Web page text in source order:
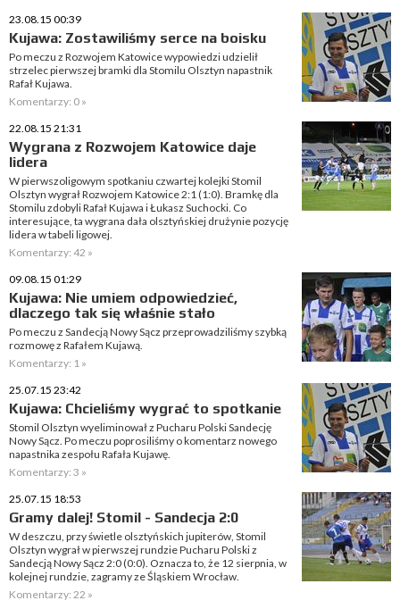
23.08.15 00:39
Kujawa: Zostawiliśmy serce na boisku
Po meczu z Rozwojem Katowice wypowiedzi udzielił
strzelec pierwszej bramki dla Stomilu Olsztyn napastnik
Rafał Kujawa.
Komentarzy: 0 »
22.08.15 21:31
Wygrana z Rozwojem Katowice daje
lidera
W pierwszoligowym spotkaniu czwartej kolejki Stomil
Olsztyn wygrał Rozwojem Katowice 2:1 (1:0). Bramkę dla
Stomilu zdobyli Rafał Kujawa i Łukasz Suchocki. Co
interesujące, ta wygrana dała olsztyńskiej drużynie pozycję
lidera w tabeli ligowej.
Komentarzy: 42 »
09.08.15 01:29
Kujawa: Nie umiem odpowiedzieć,
dlaczego tak się właśnie stało
Po meczu z Sandecją Nowy Sącz przeprowadziliśmy szybką
rozmowę z Rafałem Kujawą.
Komentarzy: 1 »
25.07.15 23:42
Kujawa: Chcieliśmy wygrać to spotkanie
Stomil Olsztyn wyeliminował z Pucharu Polski Sandecję
Nowy Sącz. Po meczu poprosiliśmy o komentarz nowego
napastnika zespołu Rafała Kujawę.
Komentarzy: 3 »
25.07.15 18:53
Gramy dalej! Stomil - Sandecja 2:0
W deszczu, przy świetle olsztyńskich jupiterów, Stomil
Olsztyn wygrał w pierwszej rundzie Pucharu Polski z
Sandecją Nowy Sącz 2:0 (0:0). Oznacza to, że 12 sierpnia, w
kolejnej rundzie, zagramy ze Śląskiem Wrocław.
Komentarzy: 22 »